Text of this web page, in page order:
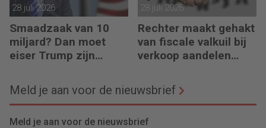
28 juli 2026
Smaadzaak van 10
miljard? Dan moet
eiser Trump zijn
28 juli 2026
Rechter maakt gehakt
van fiscale valkuil bij
verkoop aandelen
Meld je aan voor de nieuwsbrief
Meld je aan voor de nieuwsbrief